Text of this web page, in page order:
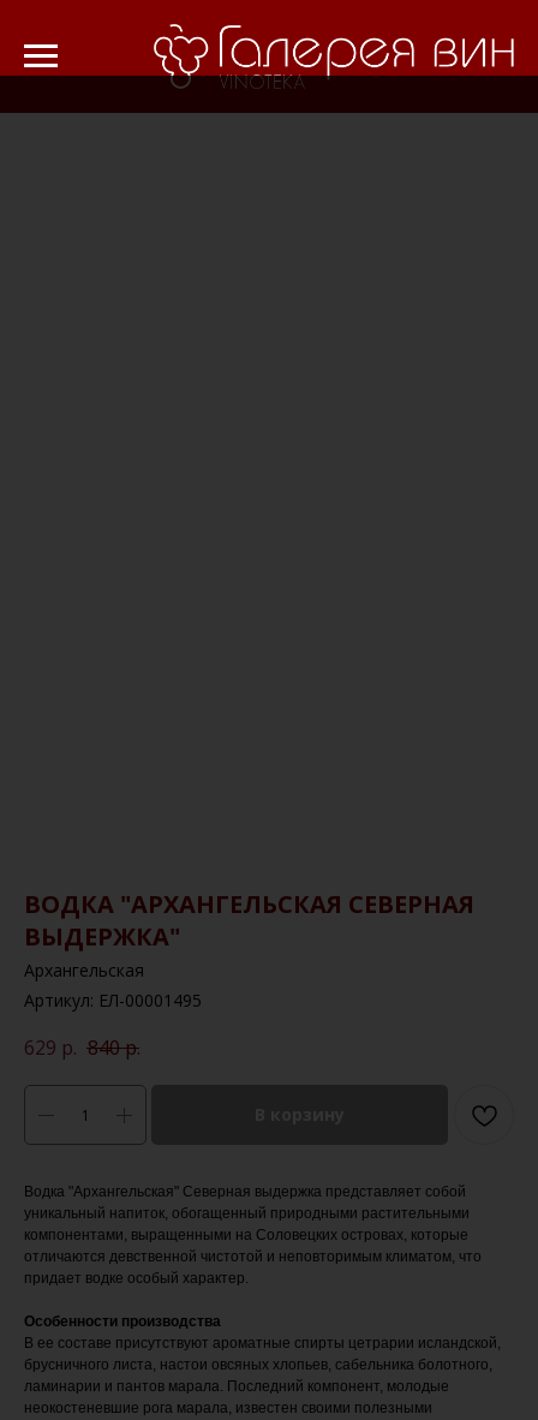
ВОДКА "АРХАНГЕЛЬСКАЯ СЕВЕРНАЯ
ВЫДЕРЖКА"
Архангельская
Артикул: ЕЛ-00001495
629 р. 840р.
Водка "Архангельская" Северная выдержка представляет собой
уникальный напиток, обогащенный природными растительными
компонентами, выращенными на Соловецких островах, которые
отличаются девственной чистотой и неповторимым климатом, что
придает водке особый характер.
Особенности производства
В ее составе присутствуют ароматные спирты цетрарии исландской,
брусничного листа, настои овсяных хлопьев, сабельника болотного,
ламинарии и пантов марала. Последний компонент, молодые
неокостеневшие рога марала, известен своими полезными